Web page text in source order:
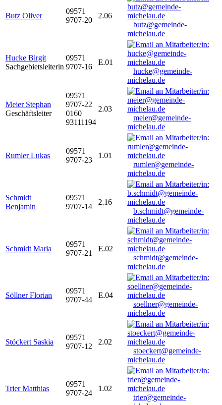
Butz Oliver
09571
9707-20
2.06
butz@gemeinde-
michelau.de
Hucke Birgit
Sachgebietsleiterin
09571
9707-16
E.01
hucke@gemeinde-
michelau.de
Meier Stephan
Geschäftsleiter
09571
9707-22
0160
93111194
2.03
meier@gemeinde-
michelau.de
Rumler Lukas
09571
9707-23
1.01
rumler@gemeinde-
michelau.de
Schmidt
Benjamin
09571
9707-14
2.16
b.schmidt@gemeinde-
michelau.de
Schmidt Maria
09571
9707-21
E.02
schmidt@gemeinde-
michelau.de
Söllner Florian
09571
9707-44
E.04
soellner@gemeinde-
michelau.de
Stöckert Saskia
09571
9707-12
2.02
stoeckert@gemeinde-
michelau.de
Trier Matthias
09571
9707-24
1.02
trier@gemeinde-